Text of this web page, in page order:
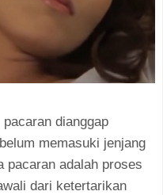
dianggap
memasuki jenjang
pacaran adalah proses
dari ketertarikan